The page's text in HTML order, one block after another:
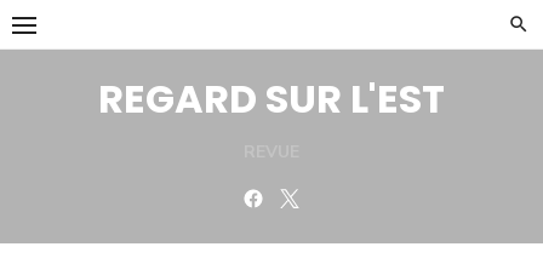
Skip
to
REGARD SUR L'EST
Facebook